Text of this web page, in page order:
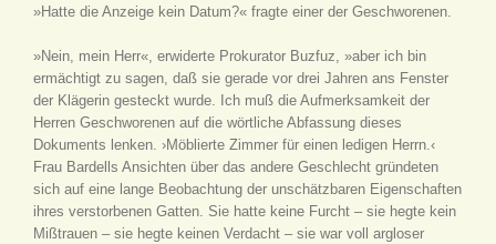
»Hatte die Anzeige kein Datum?« fragte einer der Geschworenen.
»Nein, mein Herr«, erwiderte Prokurator Buzfuz, »aber ich bin
ermächtigt zu sagen, daß sie gerade vor drei Jahren ans Fenster
der Klägerin gesteckt wurde. Ich muß die Aufmerksamkeit der
Herren Geschworenen auf die wörtliche Abfassung dieses
Dokuments lenken. ›Möblierte Zimmer für einen ledigen Herrn.‹
Frau Bardells Ansichten über das andere Geschlecht gründeten
sich auf eine lange Beobachtung der unschätzbaren Eigenschaften
ihres verstorbenen Gatten. Sie hatte keine Furcht – sie hegte kein
Mißtrauen – sie hegte keinen Verdacht – sie war voll argloser